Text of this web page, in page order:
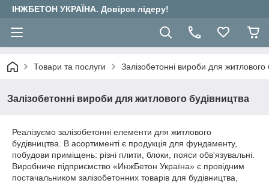
ІНЖБЕТОН УКРАЇНА. Довірся лідеру!
Товари та послуги Залізобетонні вироби для житлового
Залізобетонні вироби для житлового будівництва
Реалізуємо залізобетонні елементи для житлового
будівництва. В асортименті є продукція для фундаменту,
побудови приміщень: різні плити, блоки, пояси обв'язувальні.
Виробниче підприємство «ИнжБетон Україна» є провідним
постачальником залізобетонних товарів для будівництва,